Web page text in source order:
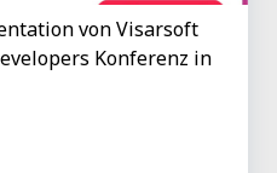
von Visarsoft
Konferenz in